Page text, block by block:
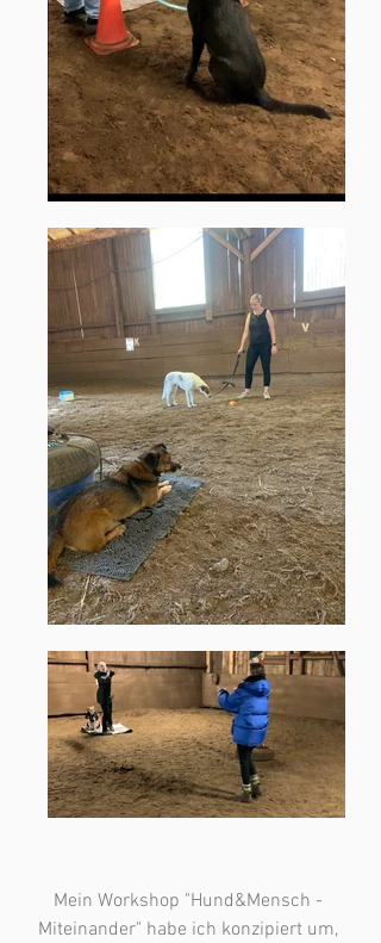
Mein Workshop "Hund&Mensch -
Miteinander" habe ich konzipiert um,